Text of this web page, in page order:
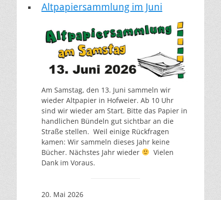
Altpapiersammlung im Juni
Am Samstag, den 13. Juni sammeln wir
wieder Altpapier in Hofweier. Ab 10 Uhr
sind wir wieder am Start. Bitte das Papier in
handlichen Bündeln gut sichtbar an die
Straße stellen. Weil einige Rückfragen
kamen: Wir sammeln dieses Jahr keine
Bücher. Nächstes Jahr wieder
Vielen
Dank im Voraus.
20. Mai 2026